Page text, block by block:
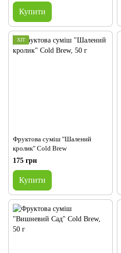
Купити
ХІТ
Фруктова суміш "Шалений
кролик" Cold Brew
175 грн
Купити